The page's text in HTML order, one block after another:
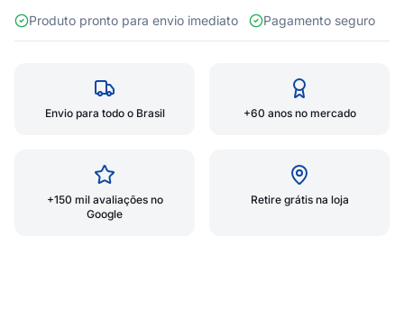
Produto pronto para envio imediato
Pagamento seguro
Envio para todo o Brasil +60 anos no mercado
+150 mil avaliações no
Google
Retire grátis na loja